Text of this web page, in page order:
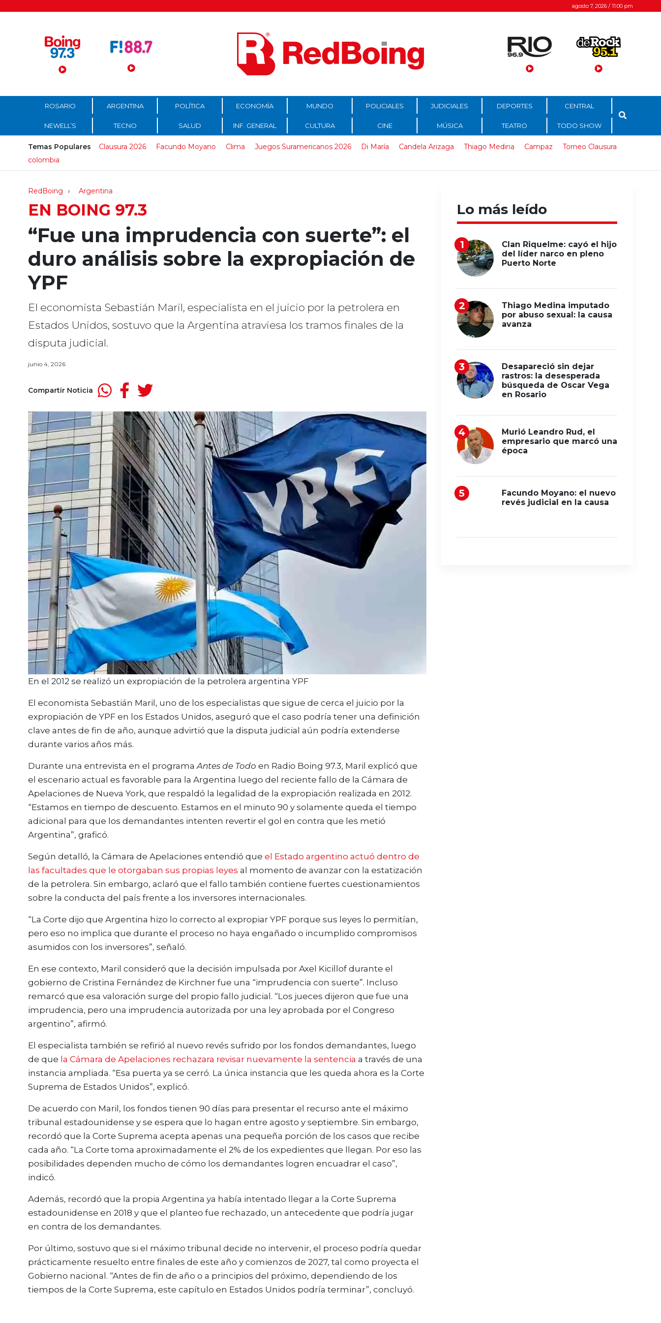
Menú Principal agosto 7, 2026 / 11:00 pm
ROSARIO ARGENTINA POLÍTICA ECONOMÍA MUNDO POLICIALES JUDICIALES DEPORTES CENTRAL
NEWELL’S TECNO SALUD INF. GENERAL CULTURA CINE MÚSICA TEATRO TODO SHOW
Temas Populares Clausura 2026 Facundo Moyano Clima Juegos Suramericanos 2026 Di María Candela Arizaga Thiago Medina Campaz
Torneo Clausura
colombia
RedBoing Argentina
EN BOING 97.3
“Fue una imprudencia con suerte”: el
duro análisis sobre la expropiación de
YPF
El economista Sebastián Maril, especialista en el juicio por la petrolera en
Estados Unidos, sostuvo que la Argentina atraviesa los tramos finales de la
disputa judicial.
junio 4, 2026
Compartir Noticia
En el 2012 se realizó un expropiación de la petrolera argentina YPF
El economista Sebastián Maril, uno de los especialistas que sigue de cerca el juicio por la
expropiación de YPF en los Estados Unidos, aseguró que el caso podría tener una definición
clave antes de fin de año, aunque advirtió que la disputa judicial aún podría extenderse
durante varios años más.
Durante una entrevista en el programa Antes de Todo en Radio Boing 97.3, Maril explicó que
el escenario actual es favorable para la Argentina luego del reciente fallo de la Cámara de
Apelaciones de Nueva York, que respaldó la legalidad de la expropiación realizada en 2012.
“Estamos en tiempo de descuento. Estamos en el minuto 90 y solamente queda el tiempo
adicional para que los demandantes intenten revertir el gol en contra que les metió
Argentina”, graficó.
Según detalló, la Cámara de Apelaciones entendió que el Estado argentino actuó dentro de
las facultades que le otorgaban sus propias leyes al momento de avanzar con la estatización
de la petrolera. Sin embargo, aclaró que el fallo también contiene fuertes cuestionamientos
sobre la conducta del país frente a los inversores internacionales.
“La Corte dijo que Argentina hizo lo correcto al expropiar YPF porque sus leyes lo permitían,
pero eso no implica que durante el proceso no haya engañado o incumplido compromisos
asumidos con los inversores”, señaló.
En ese contexto, Maril consideró que la decisión impulsada por Axel Kicillof durante el
gobierno de Cristina Fernández de Kirchner fue una “imprudencia con suerte”. Incluso
remarcó que esa valoración surge del propio fallo judicial. “Los jueces dijeron que fue una
imprudencia, pero una imprudencia autorizada por una ley aprobada por el Congreso
argentino”, afirmó.
El especialista también se refirió al nuevo revés sufrido por los fondos demandantes, luego
de que la Cámara de Apelaciones rechazara revisar nuevamente la sentencia a través de una
instancia ampliada. “Esa puerta ya se cerró. La única instancia que les queda ahora es la Corte
Suprema de Estados Unidos”, explicó.
De acuerdo con Maril, los fondos tienen 90 días para presentar el recurso ante el máximo
tribunal estadounidense y se espera que lo hagan entre agosto y septiembre. Sin embargo,
recordó que la Corte Suprema acepta apenas una pequeña porción de los casos que recibe
cada año. “La Corte toma aproximadamente el 2% de los expedientes que llegan. Por eso las
posibilidades dependen mucho de cómo los demandantes logren encuadrar el caso”,
indicó.
Además, recordó que la propia Argentina ya había intentado llegar a la Corte Suprema
estadounidense en 2018 y que el planteo fue rechazado, un antecedente que podría jugar
en contra de los demandantes.
Por último, sostuvo que si el máximo tribunal decide no intervenir, el proceso podría quedar
prácticamente resuelto entre finales de este año y comienzos de 2027, tal como proyecta el
Gobierno nacional. “Antes de fin de año o a principios del próximo, dependiendo de los
tiempos de la Corte Suprema, este capítulo en Estados Unidos podría terminar”, concluyó.
Lo más leído
Clan Riquelme: cayó el hijo
del líder narco en pleno
Puerto Norte
Thiago Medina imputado
por abuso sexual: la causa
avanza
Desapareció sin dejar
rastros: la desesperada
búsqueda de Oscar Vega
en Rosario
Murió Leandro Rud, el
empresario que marcó una
época
Facundo Moyano: el nuevo
revés judicial en la causa